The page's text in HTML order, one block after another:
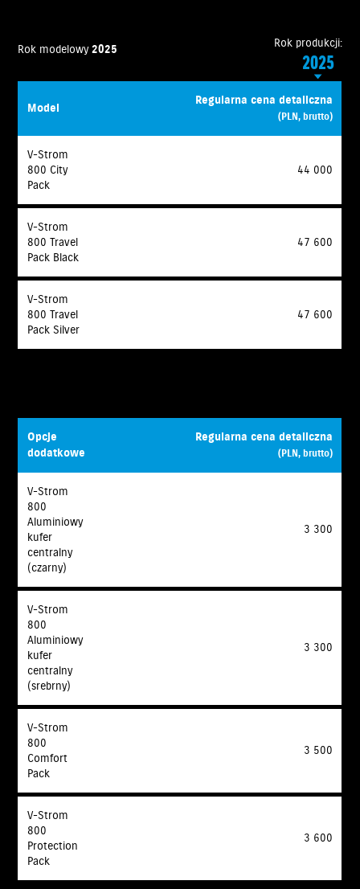
Rok modelowy2025 Rok produkcji:
2025
Model Regularna cena detaliczna
(PLN, brutto)
V-Strom
800 City
Pack
44 000
V-Strom
800 Travel
Pack Black
47 600
V-Strom
800 Travel
Pack Silver
47 600
Opcje
dodatkowe
Regularna cena detaliczna
(PLN, brutto)
V-Strom
800
Aluminiowy
kufer
centralny
(czarny)
3 300
V-Strom
800
Aluminiowy
kufer
centralny
(srebrny)
3 300
V-Strom
800
Comfort
Pack
3 500
V-Strom
800
Protection
Pack
3 600